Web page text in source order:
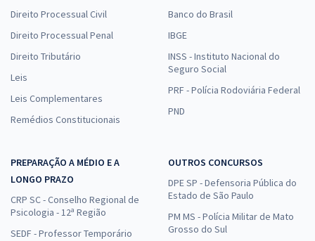
Direito Processual Civil
Direito Processual Penal
Direito Tributário
Leis
Leis Complementares
Remédios Constitucionais
Banco do Brasil
IBGE
INSS - Instituto Nacional do
Seguro Social
PRF - Polícia Rodoviária Federal
PND
PREPARAÇÃO A MÉDIO E A
LONGO PRAZO
CRP SC - Conselho Regional de
Psicologia - 12ª Região
SEDF - Professor Temporário
OUTROS CONCURSOS
DPE SP - Defensoria Pública do
Estado de São Paulo
PM MS - Polícia Militar de Mato
Grosso do Sul